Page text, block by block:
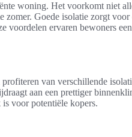
woning. Het voorkomt niet
zomer. Goede isolatie zorgt
ervaren bewoners
van verschillende
aan een prettiger
voor potentiële kopers.